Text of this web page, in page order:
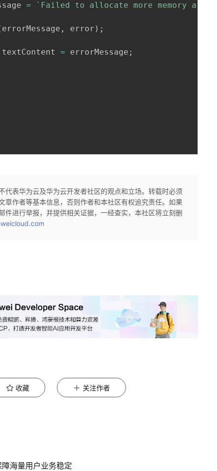
= ` Failed to allocate more memory after
errorMessage , error ) ;
textContent = errorMessage ;
代表华为云及华为云开发者社区的观点和立场。转载时必须
章作者等基本信息，否则作者和本社区有权追究责任。如果
件进行举报，并提供相关证据，一经查实，本社区将立刻删
收藏 关注作者
海量用户业务稳定